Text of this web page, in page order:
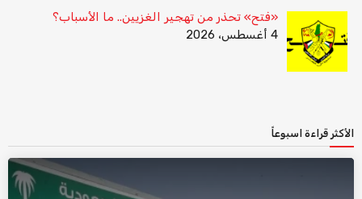
«فتح» تحذر من تهجير الغزيين.. ما الأسباب؟
4 أغسطس، 2026
الأكثر قراءة اسبوعاً